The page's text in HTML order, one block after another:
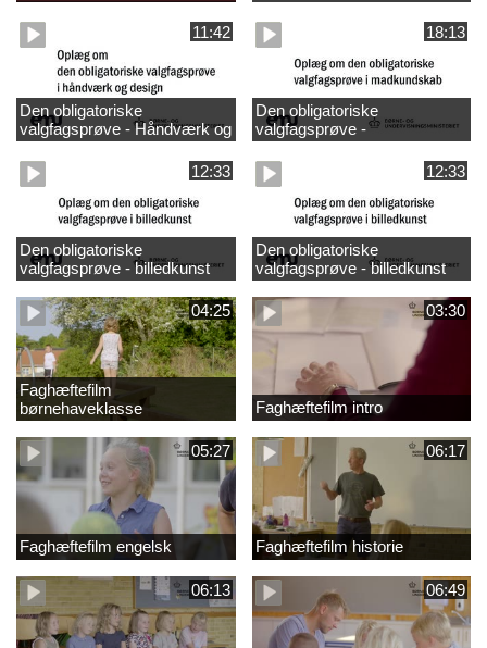
11:42
Den obligatoriske
valgfagsprøve - Håndværk og
design
18:13
Den obligatoriske
valgfagsprøve -
madkundskab
12:33
Den obligatoriske
valgfagsprøve - billedkunst
større LK
12:33
Den obligatoriske
valgfagsprøve - billedkunst
04:25
Faghæftefilm
børnehaveklasse
03:30
Faghæftefilm intro
05:27
Faghæftefilm engelsk
06:17
Faghæftefilm historie
06:13 06:49